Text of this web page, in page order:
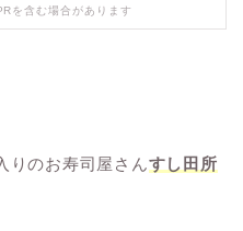
を含む場合があります
りのお寿司屋さんすし田所